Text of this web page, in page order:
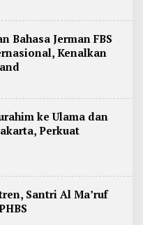
Bahasa Jerman FBS
Kenalkan
ke Ulama dan
Perkuat
Santri Al Ma’ruf